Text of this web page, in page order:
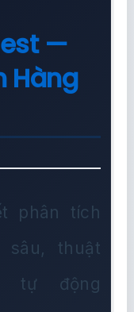
—
Hàng
phân tích
sâu, thuật
tự động